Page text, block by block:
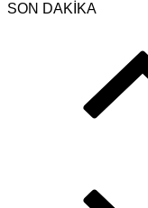
SON DAKİKA